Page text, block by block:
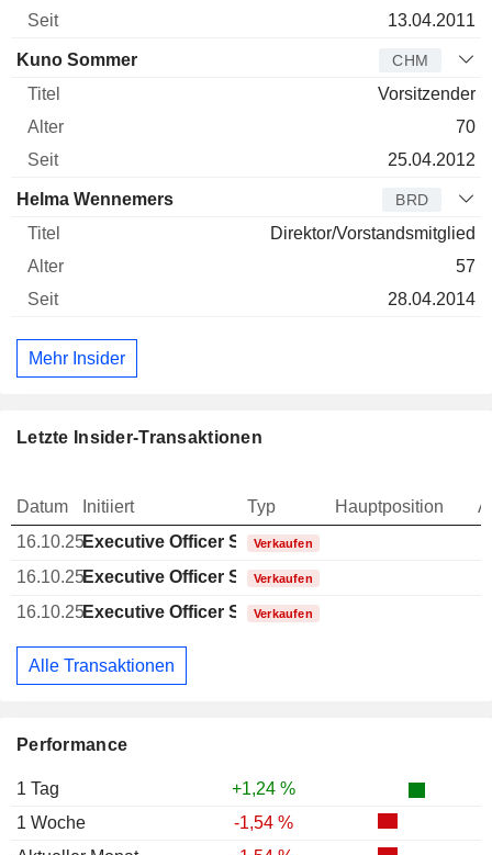
Performance
1 Tag
+1,24 %
1 Woche
-1,54 %
13.04.2011
Kuno Sommer CHM
Vorsitzender
70
25.04.2012
Helma Wennemers BRD
Direktor/Vorstandsmitglied
57
28.04.2014
Mehr Insider
Letzte Insider-Transaktionen
Datum Initiiert Typ Hauptposition
16.10.25Executive Officer SwissVerkaufen
16.10.25Executive Officer SwissVerkaufen
16.10.25Executive Officer SwissVerkaufen
Alle Transaktionen